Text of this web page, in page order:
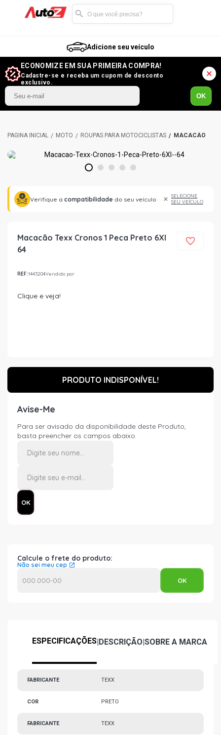
Adicione seu veículo
ECONOMIZE EM SUA PRIMEIRA COMPRA!
Cadastre-se e receba um cupom de desconto
exclusivo.
OK
MOTO ROUPAS PARA MOTOCICLISTAS MACACÃO
1 2 3 4 5
Verifique a compatibilidade do seu veículo
SELECIONE
SEU VEÍCULO
Macacão Texx Cronos 1 Peca Preto 6Xl
64
REF:1443204Vendido por:
Clique e veja!
PRODUTO INDISPONÍVEL!
Avise-Me
Para ser avisado da disponibilidade deste Produto,
basta preencher os campos abaixo.
Calcule o frete do produto:
Não sei meu cep
ESPECIFICAÇÕES|DESCRIÇÃO|SOBRE A MARCA
FABRICANTE TEXX
COR PRETO
FABRICANTE TEXX